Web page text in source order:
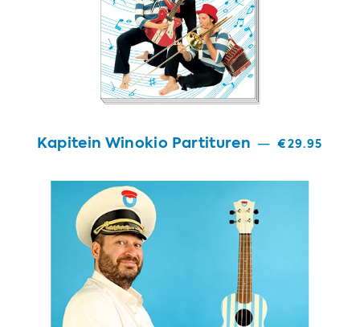
Kapitein Winokio Partituren — €29.95